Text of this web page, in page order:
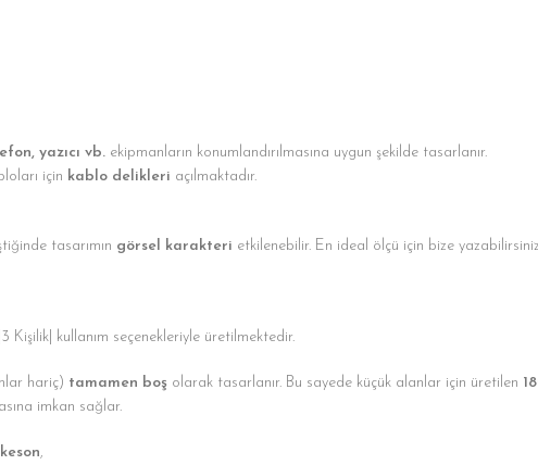
yazıcı vb. ekipmanların konumlandırılmasına uygun şekilde tasarlanır.
için kablo delikleri açılmaktadır.
tasarımın görsel karakteri etkilenebilir. En ideal ölçü için bize
Kişilik| kullanım seçenekleriyle üretilmektedir.
hariç) tamamen boş olarak tasarlanır. Bu sayede küçük alanlar için üretilen
imkan sağlar.
,